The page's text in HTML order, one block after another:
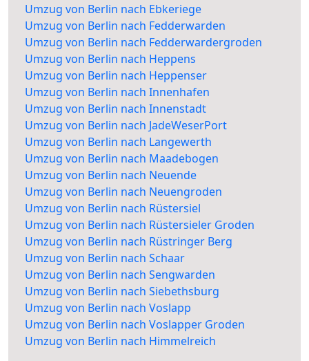
Umzug von Berlin nach Ebkeriege
Umzug von Berlin nach Fedderwarden
Umzug von Berlin nach Fedderwardergroden
Umzug von Berlin nach Heppens
Umzug von Berlin nach Heppenser
Umzug von Berlin nach Innenhafen
Umzug von Berlin nach Innenstadt
Umzug von Berlin nach JadeWeserPort
Umzug von Berlin nach Langewerth
Umzug von Berlin nach Maadebogen
Umzug von Berlin nach Neuende
Umzug von Berlin nach Neuengroden
Umzug von Berlin nach Rüstersiel
Umzug von Berlin nach Rüstersieler Groden
Umzug von Berlin nach Rüstringer Berg
Umzug von Berlin nach Schaar
Umzug von Berlin nach Sengwarden
Umzug von Berlin nach Siebethsburg
Umzug von Berlin nach Voslapp
Umzug von Berlin nach Voslapper Groden
Umzug von Berlin nach Himmelreich